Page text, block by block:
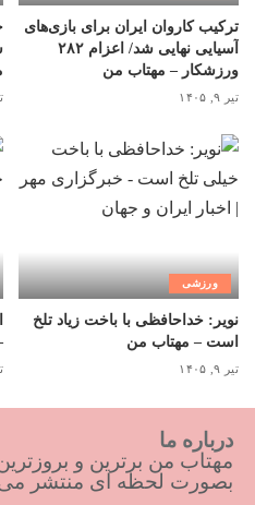
ترکیب کاروان ایران برای بازی‌های
آسیایی نهایی شد/ اعزام ۲۸۲
ورزشکار – مهتاب من
تیر ۹, ۱۴۰۵
ورزشی
نویر: خداحافظی با باخت زیاد تلخ
است – مهتاب من
تیر ۹, ۱۴۰۵
درباره ما
مهتاب من برترین و بروزترین
بصورت لحظه ای منتشر می